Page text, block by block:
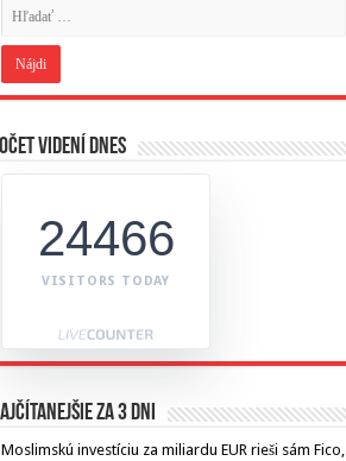
videní dnes
24466
VISITORS TODAY
za 3 dni
Moslimskú investíciu za miliardu EUR rieši sám Fico,